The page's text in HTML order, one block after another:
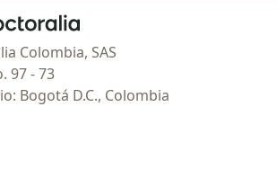
Página de inicio
Colombia, SAS
97 - 73
Bogotá D.C., Colombia